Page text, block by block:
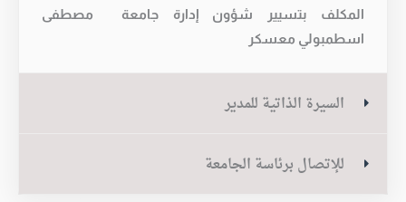
المكلف بتسيير شؤون إدارة جامعة مصطفى
اسطمبولي معسكر
السيرة الذاتية للمدير
للإتصال برئاسة الجامعة